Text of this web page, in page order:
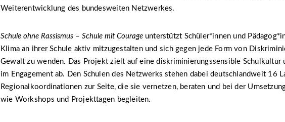
Weiterentwicklung des bundesweiten Netzwerkes.
Schule ohne Rassismus – Schule mit Courage unterstützt Schüler*innen und
Klima an ihrer Schule aktiv mitzugestalten und sich gegen jede Form von
Gewalt zu wenden. Das Projekt zielt auf eine diskriminierungssensible Schulkultur
im Engagement ab. Den Schulen des Netzwerks stehen dabei deutschlandweit 16
Regionalkoordinationen zur Seite, die sie vernetzen, beraten und bei der
wie Workshops und Projekttagen begleiten.